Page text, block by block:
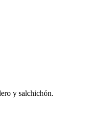
y salchichón.